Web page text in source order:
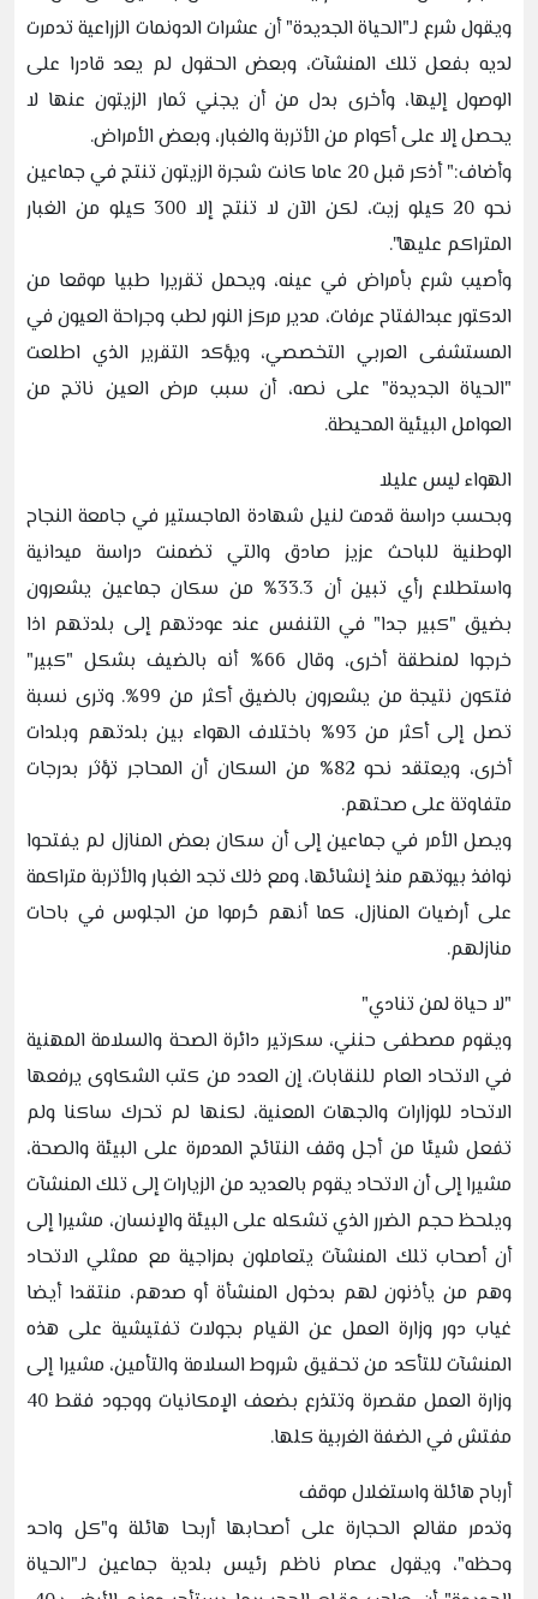
ويقول شرع لـ"الحياة الجديدة" أن عشرات الدونمات الزراعية تدمرت
لديه بفعل تلك المنشآت، وبعض الحقول لم يعد قادرا على
الوصول إليها، وأخرى بدل من أن يجني ثمار الزيتون عنها لا
يحصل إلا على أكوام من الأتربة والغبار، وبعض الأمراض.
وأضاف:" أذكر قبل 20 عاما كانت شجرة الزيتون تنتج في جماعين
نحو 20 كيلو زيت، لكن الآن لا تنتج إلا 300 كيلو من الغبار
المتراكم عليها".
وأصيب شرع بأمراض في عينه، ويحمل تقريرا طبيا موقعا من
الدكتور عبدالفتاح عرفات، مدير مركز النور لطب وجراحة العيون في
المستشفى العربي التخصصي، ويؤكد التقرير الذي اطلعت
"الحياة الجديدة" على نصه، أن سبب مرض العين ناتج من
العوامل البيئية المحيطة.
الهواء ليس عليلا
وبحسب دراسة قدمت لنيل شهادة الماجستير في جامعة النجاح
الوطنية للباحث عزيز صادق والتي تضمنت دراسة ميدانية
واستطلاع رأي تبين أن 33.3% من سكان جماعين يشعرون
بضيق "كبير جدا" في التنفس عند عودتهم إلى بلدتهم اذا
خرجوا لمنطقة أخرى، وقال 66% أنه بالضيف بشكل "كبير"
فتكون نتيجة من يشعرون بالضيق أكثر من 99%. وترى نسبة
تصل إلى أكثر من 93% باختلاف الهواء بين بلدتهم وبلدات
أخرى، ويعتقد نحو 82% من السكان أن المحاجر تؤثر بدرجات
متفاوتة على صحتهم.
ويصل الأمر في جماعين إلى أن سكان بعض المنازل لم يفتحوا
نوافذ بيوتهم منذ إنشائها، ومع ذلك تجد الغبار والأتربة متراكمة
على أرضيات المنازل، كما أنهم حُرموا من الجلوس في باحات
منازلهم.
"لا حياة لمن تنادي"
ويقوم مصطفى حنني، سكرتير دائرة الصحة والسلامة المهنية
في الاتحاد العام للنقابات، إن العدد من كتب الشكاوى يرفعها
الاتحاد للوزارات والجهات المعنية، لكنها لم تحرك ساكنا ولم
تفعل شيئا من أجل وقف النتائج المدمرة على البيئة والصحة،
مشيرا إلى أن الاتحاد يقوم بالعديد من الزيارات إلى تلك المنشآت
ويلحظ حجم الضرر الذي تشكله على البيئة والإنسان، مشيرا إلى
أن أصحاب تلك المنشآت يتعاملون بمزاجية مع ممثلي الاتحاد
وهم من يأذنون لهم بدخول المنشأة أو صدهم، منتقدا أيضا
غياب دور وزارة العمل عن القيام بجولات تفتيشية على هذه
المنشآت للتأكد من تحقيق شروط السلامة والتأمين، مشيرا إلى
وزارة العمل مقصرة وتتذرع بضعف الإمكانيات ووجود فقط 40
مفتش في الضفة الغربية كلها.
أرباح هائلة واستغلال موقف
وتدمر مقالع الحجارة على أصحابها أربحا هائلة و"كل واحد
وحظه"، ويقول عصام ناظم رئيس بلدية جماعين لـ"الحياة